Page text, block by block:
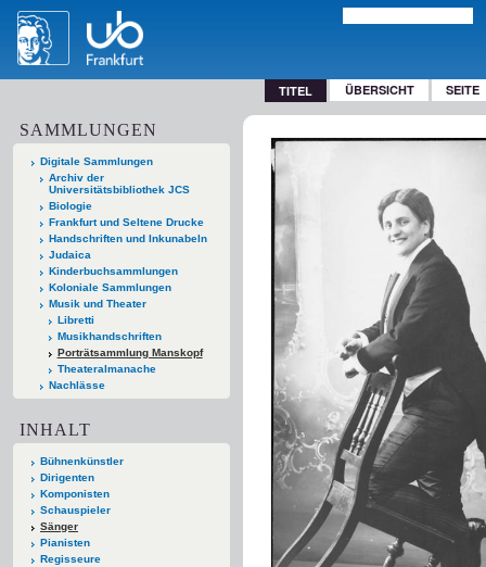
TITEL ÜBERSICHT SEITE
SAMMLUNGEN
Digitale Sammlungen
Archiv der
Universitätsbibliothek JCS
Biologie
Frankfurt und Seltene Drucke
Handschriften und Inkunabeln
Judaica
Kinderbuchsammlungen
Koloniale Sammlungen
Musik und Theater
Libretti
Musikhandschriften
Porträtsammlung Manskopf
Theateralmanache
Nachlässe
INHALT
Bühnenkünstler
Dirigenten
Komponisten
Schauspieler
Sänger
Pianisten
Regisseure